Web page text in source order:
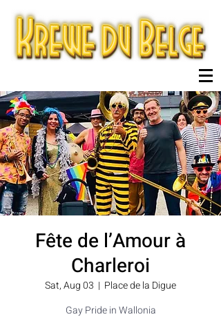
Fête de l’Amour à
Charleroi
Sat, Aug 03
  |
Place de la Digue
Gay Pride in Wallonia